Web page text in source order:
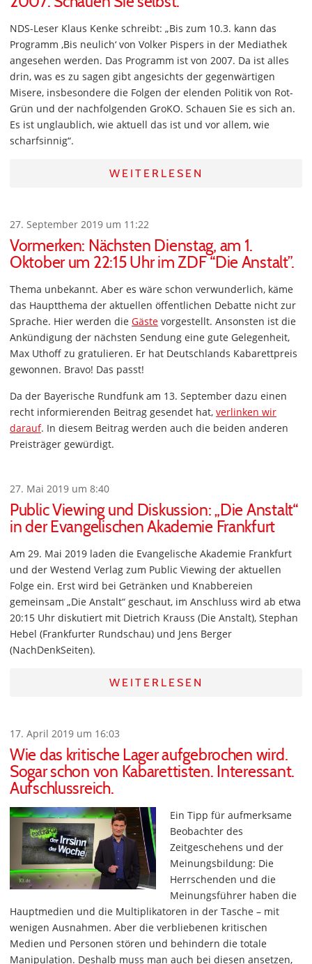
NDS-Leser Klaus Kenke schreibt: „Bis zum 10.3. kann das
Programm ‚Bis neulich‘ von Volker Pispers in der Mediathek
angesehen werden. Das Programm ist von 2007. Da ist alles
drin, was es zu sagen gibt angesichts der gegenwärtigen
Misere, insbesondere die Folgen der elenden Politik von Rot-
Grün und der nachfolgenden GroKO. Schauen Sie es sich an.
Es ist unglaublich, wie aktuell das ist und vor allem, wie
scharfsinnig“.
WEITERLESEN
27. September 2019 um 11:22
Vormerken: Nächsten Dienstag, am 1.
Oktober um 22:15 Uhr im ZDF “Die Anstalt”.
Thema unbekannt. Aber es wäre schon verwunderlich, käme
das Hauptthema der aktuellen öffentlichen Debatte nicht zur
Sprache. Hier werden die Gäste vorgestellt. Ansonsten ist die
Ankündigung der nächsten Sendung eine gute Gelegenheit,
Max Uthoff zu gratulieren. Er hat Deutschlands Kabarettpreis
gewonnen. Bravo! Das passt!
Da der Bayerische Rundfunk am 13. September dazu einen
recht informierenden Beitrag gesendet hat, verlinken wir
darauf. In diesem Beitrag werden auch die beiden anderen
Preisträger gewürdigt.
27. Mai 2019 um 8:40
Public Viewing und Diskussion: „Die Anstalt“
in der Evangelischen Akademie Frankfurt
Am 29. Mai 2019 laden die Evangelische Akademie Frankfurt
und der Westend Verlag zum Public Viewing der aktuellen
Folge ein. Erst wird bei Getränken und Knabbereien
gemeinsam „Die Anstalt“ geschaut, im Anschluss wird ab etwa
20:15 Uhr diskutiert mit Dietrich Krauss (Die Anstalt), Stephan
Hebel (Frankfurter Rundschau) und Jens Berger
(NachDenkSeiten).
WEITERLESEN
17. April 2019 um 16:03
Wie das kritische Lager aufgebrochen wird.
Sogar schon von Kabarettisten. Interessant.
Aufschlussreich.
Ein Tipp für aufmerksame
Beobachter des
Zeitgeschehens und der
Meinungsbildung: Die
Herrschenden und die
Meinungsführer haben die
Hauptmedien und die Multiplikatoren in der Tasche – mit
wenigen Ausnahmen. Aber die verbliebenen kritischen
Medien und Personen stören und behindern die totale
Manipulation. Deshalb muss man auch bei diesen ansetzen,